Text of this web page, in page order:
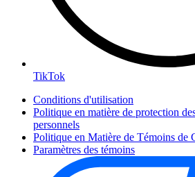
TikTok
Conditions d'utilisation
Politique en matière de protection
personnels
Politique en Matière de Témoins de
Paramètres des témoins